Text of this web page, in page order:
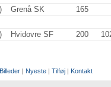
Grenå SK 165
Hvidovre SF 200
Billeder | Nyeste | Tilføj | Kontakt